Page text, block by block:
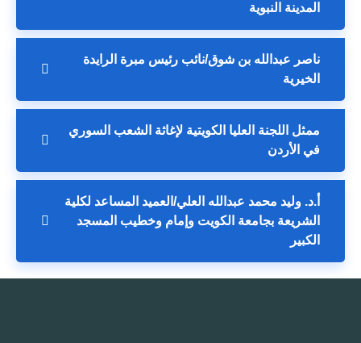
المدينة النبوية
ناصر عبدالله بن شوق/نائب رئيس مبرة الرايدة
الخيرية
ممثل اللجنة العليا الكويتية لإغاثة الشعب السوري
في الأردن
أ.د. وليد محمد عبدالله العلي/العميد المساعد لكلية
الشريعة بجامعة الكويت وإمام وخطيب المسجد
الكبير